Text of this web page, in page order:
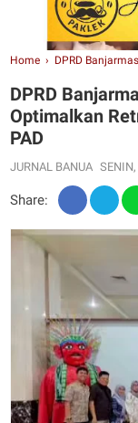
Home › DPRD
DPRD
Optimalkan
PAD
JURNAL BANUA
Share: